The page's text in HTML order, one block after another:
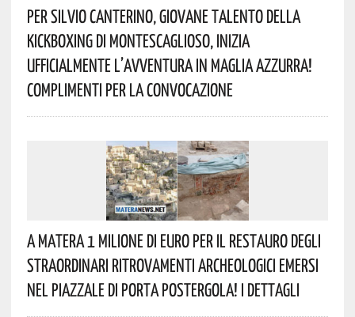
Per Silvio Canterino, Giovane Talento Della
Kickboxing Di Montescaglioso, Inizia
Ufficialmente L’avventura In Maglia Azzurra!
Complimenti Per La Convocazione
A Matera 1 Milione Di Euro Per Il Restauro Degli
Straordinari Ritrovamenti Archeologici Emersi
Nel Piazzale Di Porta Postergola! I Dettagli